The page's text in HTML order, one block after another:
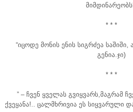
* * *
“იცოდე მონის ენის სიგრძეა
გენია.ჯი)
* * *
” – ჩვენ ყველას გვიყვარს,მაგრამ
ქვეყანა!.. ცალმხრივია ეს სიყვარული